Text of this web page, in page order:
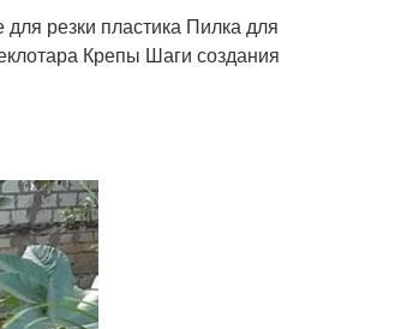
резки пластика Пилка для
Крепы Шаги создания